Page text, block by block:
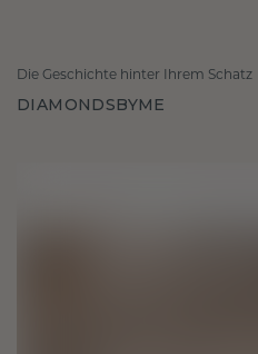
Die Geschichte hinter Ihrem Schatz
DIAMONDSBYME